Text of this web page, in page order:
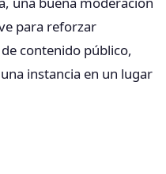
para reforzar
contenido público,
instancia en un lugar